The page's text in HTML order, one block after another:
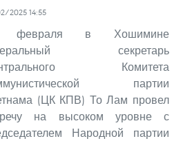
2025 14:55
февраля в Хошимине
секретарь
Комитета
партии
(ЦК КПВ) То Лам провел
на высоком уровне с
Народной партии